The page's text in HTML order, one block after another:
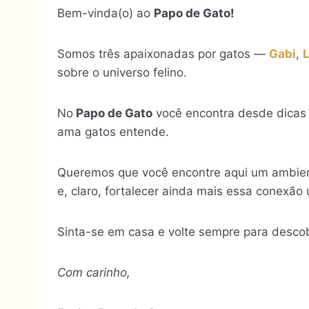
Bem-vinda(o) ao Papo de Gato!
Somos três apaixonadas por gatos — Gabi,
sobre o universo felino.
No Papo de Gato você encontra desde
ama gatos entende.
Queremos que você encontre aqui um
e, claro, fortalecer ainda mais essa conexão
Sinta-se em casa e volte sempre para
Com carinho,